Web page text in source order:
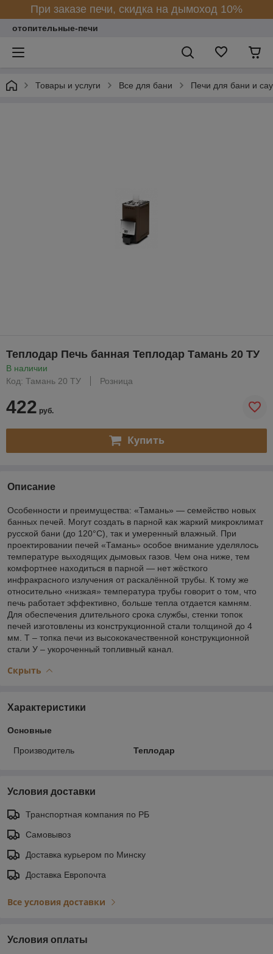
При заказе печи, скидка на дымоход 10%
отопительные-печи
Товары и услуги Все для бани Печи для бани и
Теплодар Печь банная Теплодар Тамань 20 ТУ
В наличии
Код: Тамань 20 ТУ
Розница
422 руб.
Купить
Описание
Особенности и преимущества: «Тамань» — семейство новых
банных печей. Могут создать в парной как жаркий микроклимат
русской бани (до 120°С), так и умеренный влажный. При
проектировании печей «Тамань» особое внимание уделялось
температуре выходящих дымовых газов. Чем она нижe, тем
комфортнее находиться в парной — нет жёсткого
инфракрасного излучения от раскалённой трубы. К тому же
относительно «низкая» температура трубы говорит о том, что
печь работает эффективно, больше тепла отдается камням.
Для обеспечения длительного срока службы, стенки топок
печей изготовлены из конструкционной стали толщиной до 4
мм. Т – топка печи из высококачественной конструкционной
стали У – укороченный топливный канал.
Скрыть
Характеристики
Основные
Производитель Теплодар
Условия доставки
Транспортная компания по РБ
Самовывоз
Доставка курьером по Минску
Доставка Европочта
Все условия доставки
Условия оплаты